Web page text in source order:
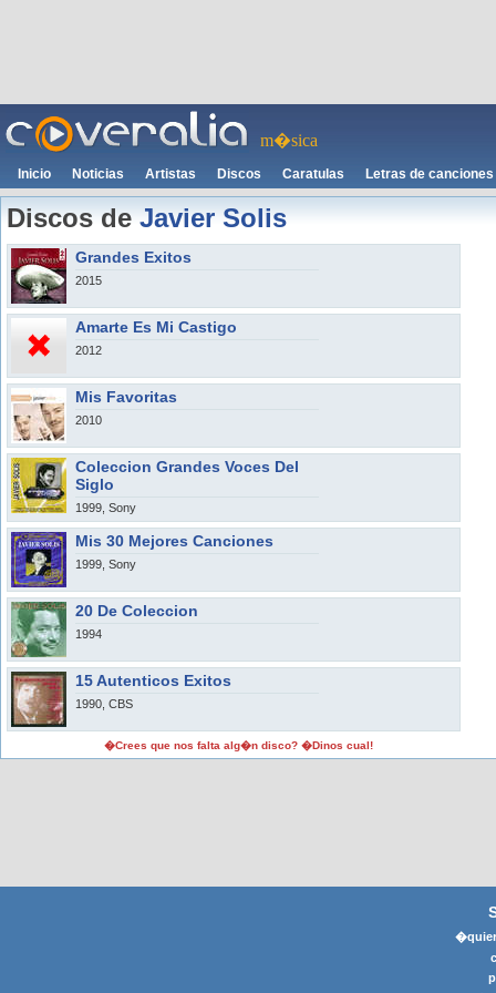
m�sica
Inicio Noticias Artistas Discos Caratulas Letras de canciones
Discos deJavier Solis
Grandes Exitos
2015
Amarte Es Mi Castigo
2012
Mis Favoritas
2010
Coleccion Grandes Voces Del
Siglo
1999, Sony
Mis 30 Mejores Canciones
1999, Sony
20 De Coleccion
1994
15 Autenticos Exitos
1990, CBS
�Crees que nos falta alg�n disco? �Dinos cual!